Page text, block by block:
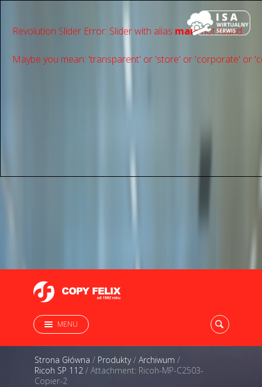
Revolution Slider Error: Slider with alias mainnot found.
Maybe you mean: 'transparent' or 'store' or 'сorporate' or
MENU
Strona Główna / Produkty/ Archiwum /
Ricoh SP 112 / Attachment: Ricoh-MP-C2503-
Copier-2